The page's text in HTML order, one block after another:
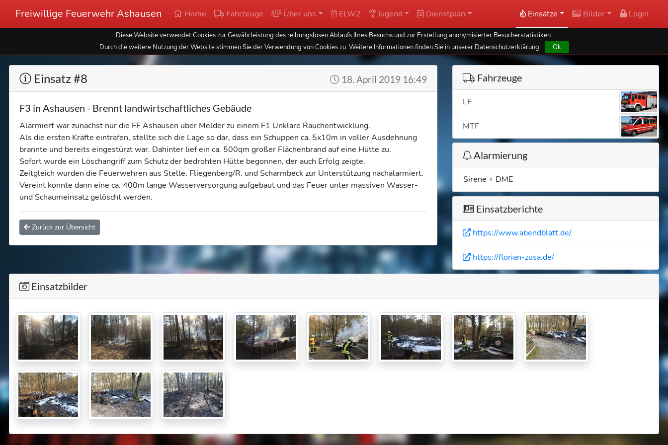
Freiwillige Feuerwehr Ashausen Home Fahrzeuge Über uns ELW2 Jugend Dienstplan Einsätze Bilder Login
Diese Website verwendet Cookies zur Gewährleistung des reibungslosen Ablaufs Ihres Besuchs und zur Erstellung anonymisierter Besucherstatistiken.
Durch die weitere Nutzung der Website stimmen Sie der Verwendung von Cookies zu. Weitere Informationen finden Sie in unserer Datenschutzerklärung.
Ok
Einsatz #8 18. April 2019 16:49
F3 in Ashausen - Brennt landwirtschaftliches Gebäude
Alarmiert war zunächst nur die FF Ashausen über Melder zu einem F1 Unklare Rauchentwicklung.
Als die ersten Kräfte eintrafen, stellte sich die Lage so dar, dass ein Schuppen ca. 5x10m in voller Ausdehnung
brannte und bereits eingestürzt war. Dahinter lief ein ca. 500qm großer Flächenbrand auf eine Hütte zu.
Sofort wurde ein Löschangriff zum Schutz der bedrohten Hütte begonnen, der auch Erfolg zeigte.
Zeitgleich wurden die Feuerwehren aus Stelle, Fliegenberg/R. und Scharmbeck zur Unterstützung nachalarmiert.
Vereint konnte dann eine ca. 400m lange Wasserversorgung aufgebaut und das Feuer unter massiven Wasser-
und Schaumeinsatz gelöscht werden.
Zurück zur Übersicht
Fahrzeuge
LF
MTF
Alarmierung
Sirene + DME
Einsatzberichte
https://www.abendblatt.de/
https://florian-zusa.de/
Einsatzbilder